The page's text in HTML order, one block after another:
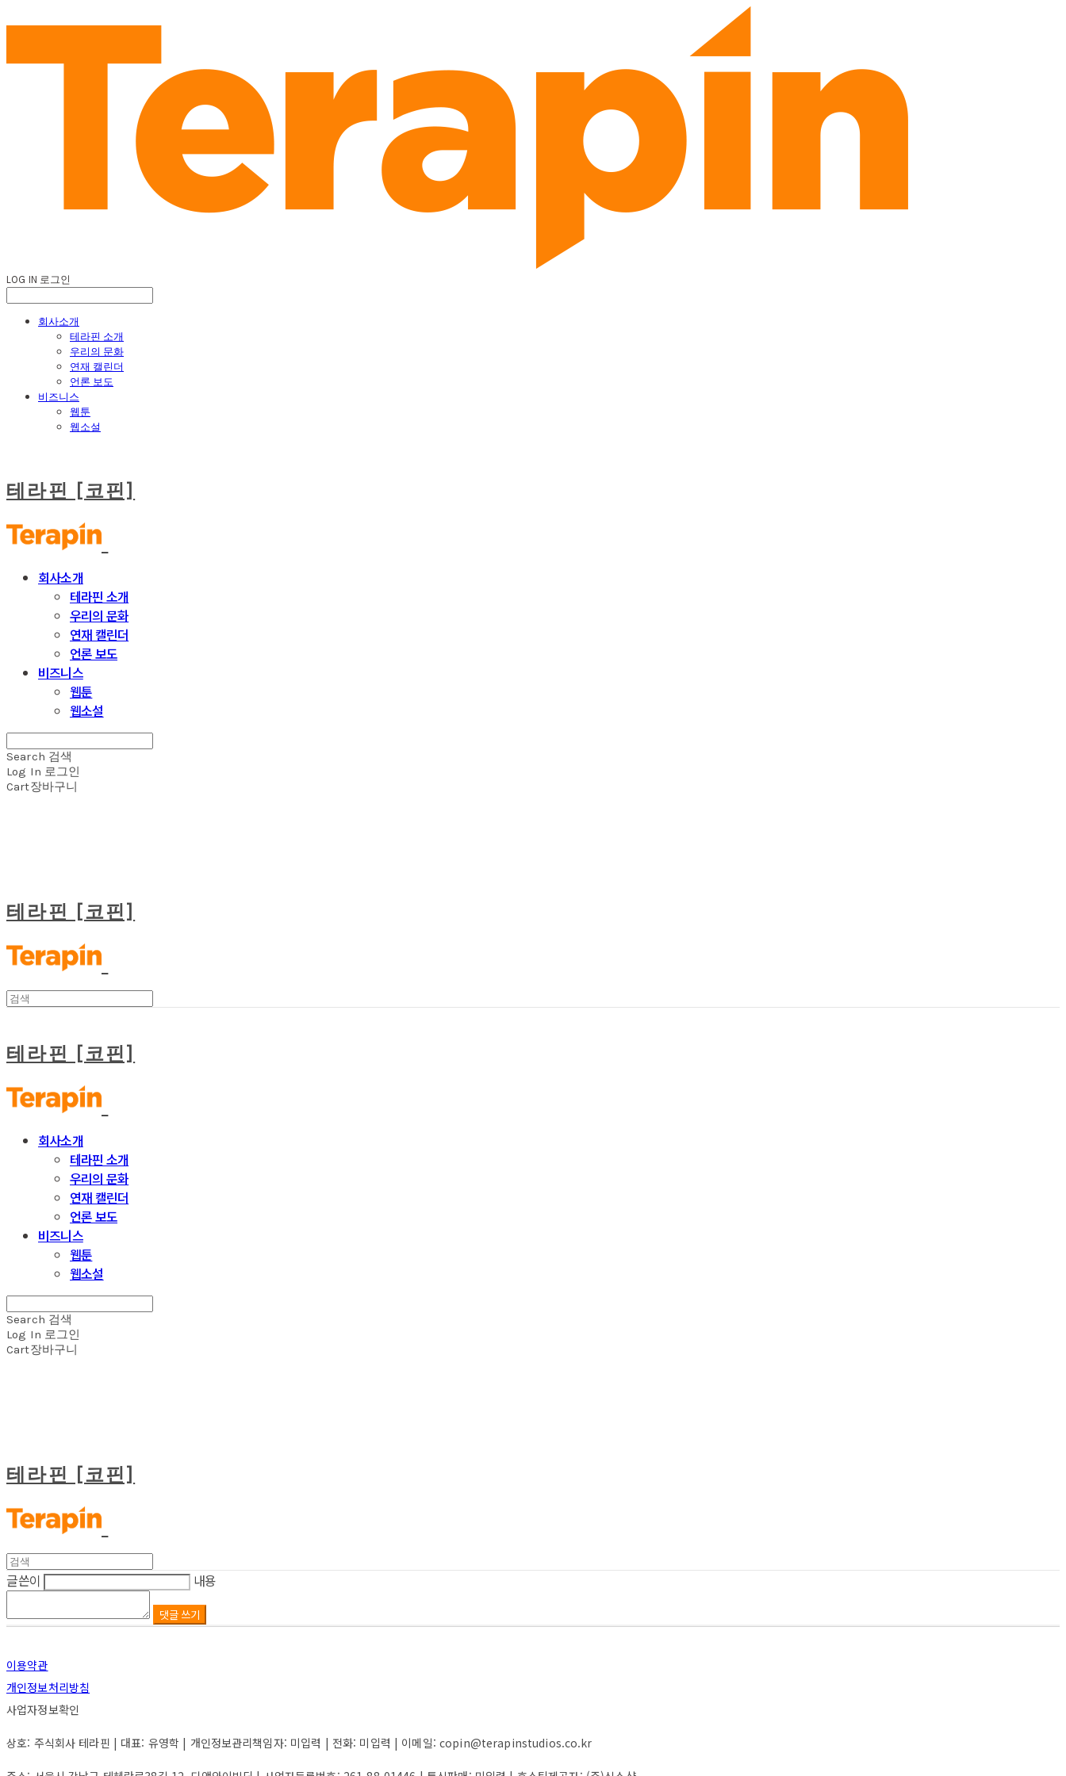
LOG IN 로그인
회사소개
테라핀 소개
우리의 문화
연재 캘린더
언론 보도
비즈니스
웹툰
웹소설
테라핀 [코핀]
회사소개
테라핀 소개
우리의 문화
연재 캘린더
언론 보도
비즈니스
웹툰
웹소설
Search 검색
Log In 로그인
Cart장바구니
테라핀 [코핀]
테라핀 [코핀]
회사소개
테라핀 소개
우리의 문화
연재 캘린더
언론 보도
비즈니스
웹툰
웹소설
Search 검색
Log In 로그인
Cart장바구니
테라핀 [코핀]
글쓴이 내용
댓글 쓰기
이용약관
개인정보처리방침
사업자정보확인
상호: 주식회사 테라핀 | 대표: 유영학 | 개인정보관리책임자: 미입력 | 전화: 미입력 | 이메일: copin@terapinstudios.co.kr